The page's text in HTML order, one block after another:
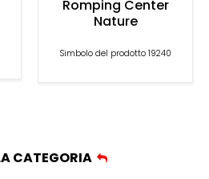
Romping Center
Nature
Simbolo del prodotto 19240
CATEGORIA